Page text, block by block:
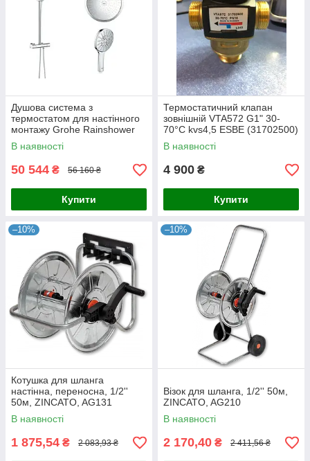
Душова система з
термостатом для настінного
монтажу Grohe Rainshower
Smartactive 310 (27966001)
В наявності
50 544 ₴ 56 160 ₴
Купити
Термостатичний клапан
зовнішній VTA572 G1" 30-
70°С kvs4,5 ESBE (31702500)
В наявності
4 900 ₴
Купити
–10%
Котушка для шланга
настінна, переносна, 1/2''
50м, ZINCATO, AG131
В наявності
1 875,54 ₴ 2 083,93 ₴
–10%
Візок для шланга, 1/2'' 50м,
ZINCATO, AG210
В наявності
2 170,40 ₴ 2 411,56 ₴